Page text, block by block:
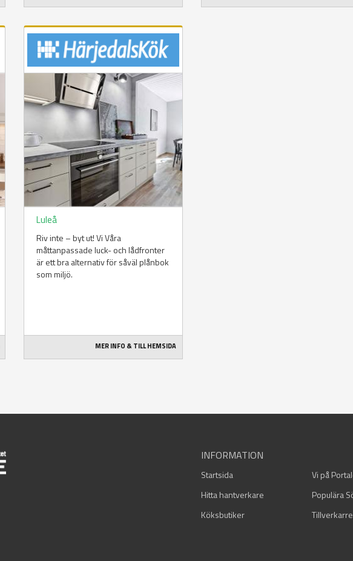
Luleå
Riv inte – byt ut! Vi Våra
måttanpassade luck- och lådfronter
är ett bra alternativ för såväl plånbok
som miljö.
MER INFO & TILL HEMSIDA
INFORMATION
Startsida Vi på
Hitta hantverkare
Populära
Köksbutiker